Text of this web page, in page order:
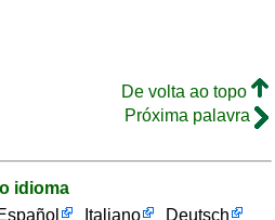
De volta ao topo
Próxima palavra
idioma
Italiano Deutsch